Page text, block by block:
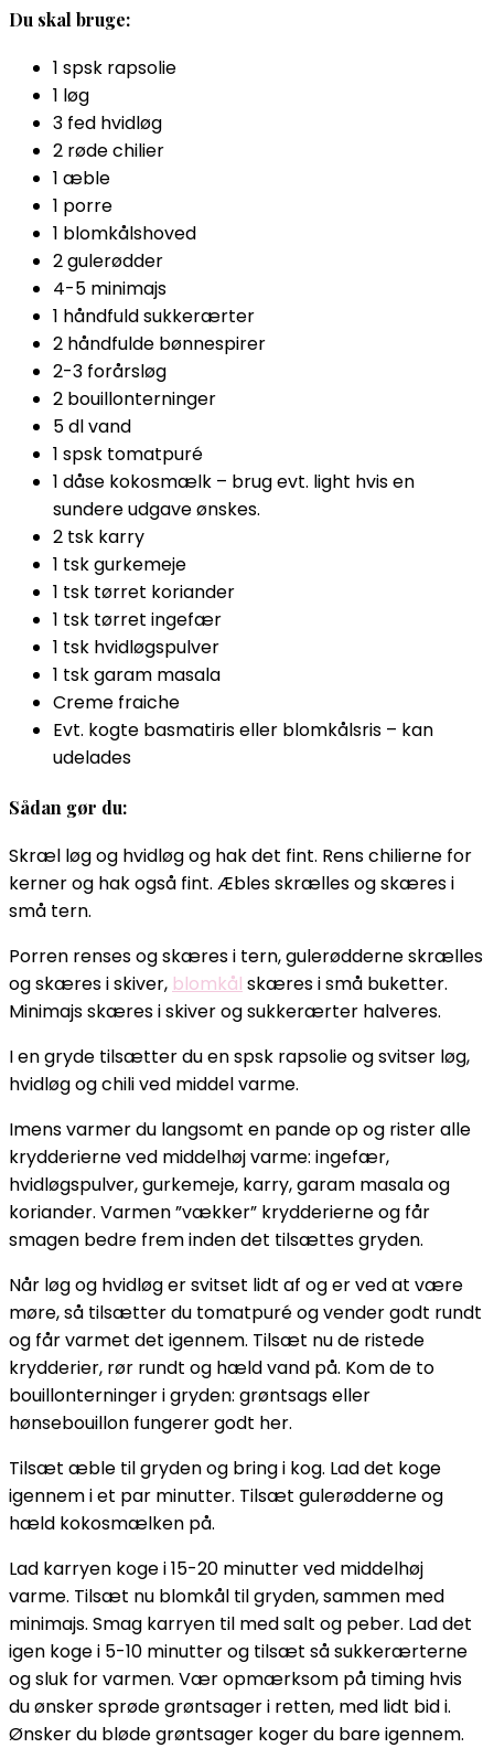
Du skal bruge:
1 spsk rapsolie
1 løg
3 fed hvidløg
2 røde chilier
1 æble
1 porre
1 blomkålshoved
2 gulerødder
4-5 minimajs
1 håndfuld sukkerærter
2 håndfulde bønnespirer
2-3 forårsløg
2 bouillonterninger
5 dl vand
1 spsk tomatpuré
1 dåse kokosmælk – brug evt. light hvis en
sundere udgave ønskes.
2 tsk karry
1 tsk gurkemeje
1 tsk tørret koriander
1 tsk tørret ingefær
1 tsk hvidløgspulver
1 tsk garam masala
Creme fraiche
Evt. kogte basmatiris eller blomkålsris – kan
udelades
Sådan gør du:
Skræl løg og hvidløg og hak det fint. Rens chilierne for
kerner og hak også fint. Æbles skrælles og skæres i
små tern.
Porren renses og skæres i tern, gulerødderne skrælles
og skæres i skiver, blomkål skæres i små buketter.
Minimajs skæres i skiver og sukkerærter halveres.
I en gryde tilsætter du en spsk rapsolie og svitser løg,
hvidløg og chili ved middel varme.
Imens varmer du langsomt en pande op og rister alle
krydderierne ved middelhøj varme: ingefær,
hvidløgspulver, gurkemeje, karry, garam masala og
koriander. Varmen ”vækker” krydderierne og får
smagen bedre frem inden det tilsættes gryden.
Når løg og hvidløg er svitset lidt af og er ved at være
møre, så tilsætter du tomatpuré og vender godt rundt
og får varmet det igennem. Tilsæt nu de ristede
krydderier, rør rundt og hæld vand på. Kom de to
bouillonterninger i gryden: grøntsags eller
hønsebouillon fungerer godt her.
Tilsæt æble til gryden og bring i kog. Lad det koge
igennem i et par minutter. Tilsæt gulerødderne og
hæld kokosmælken på.
Lad karryen koge i 15-20 minutter ved middelhøj
varme. Tilsæt nu blomkål til gryden, sammen med
minimajs. Smag karryen til med salt og peber. Lad det
igen koge i 5-10 minutter og tilsæt så sukkerærterne
og sluk for varmen. Vær opmærksom på timing hvis
du ønsker sprøde grøntsager i retten, med lidt bid i.
Ønsker du bløde grøntsager koger du bare igennem.